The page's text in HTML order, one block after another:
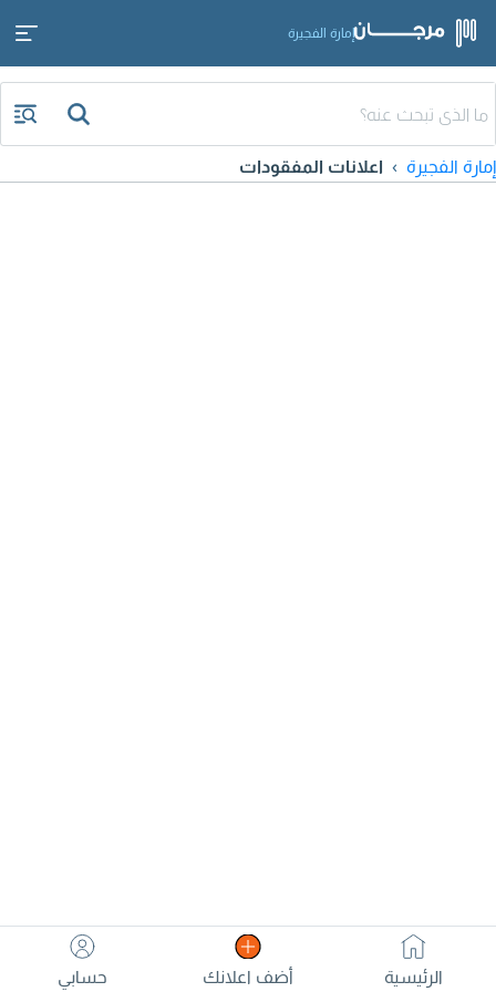
إمارة الفجيرة
إمارة الفجيرة اعلانات المفقودات
الرئيسية أضف اعلانك حسابي